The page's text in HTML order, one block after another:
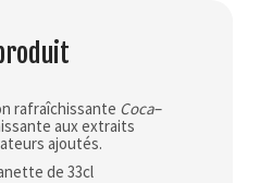
rafraîchissante Coca–
aux extraits
ajoutés.
de 33cl